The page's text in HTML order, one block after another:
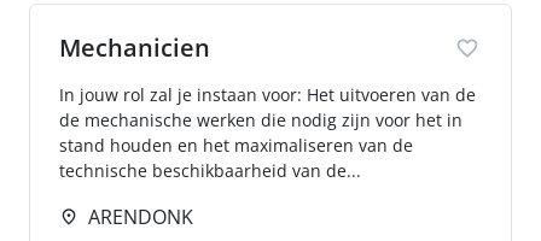
Mechanicien
In jouw rol zal je instaan voor: Het uitvoeren van de
de mechanische werken die nodig zijn voor het in
stand houden en het maximaliseren van de
technische beschikbaarheid van de...
ARENDONK